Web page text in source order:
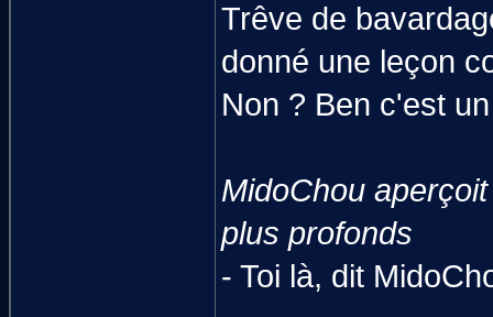
Trêve de
donné une leçon
Non ? Ben c'est
MidoChou
plus profonds
- Toi là, dit